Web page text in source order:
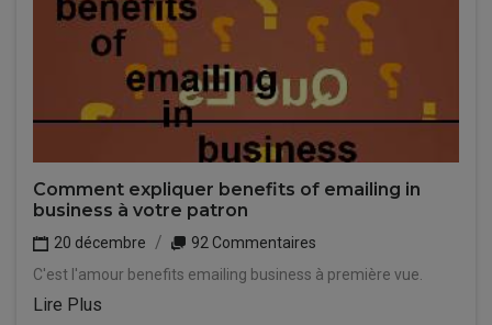
Comment expliquer benefits of emailing in
business à votre patron
20 décembre
92 Commentaires
C'est l'amour benefits emailing business à première vue.
Lire Plus